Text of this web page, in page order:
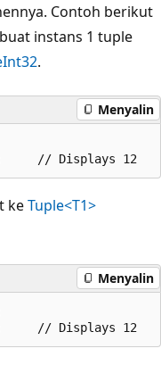
Contoh berikut
instans 1 tuple
Int32.
Menyalin
keTuple<T1>
Menyalin